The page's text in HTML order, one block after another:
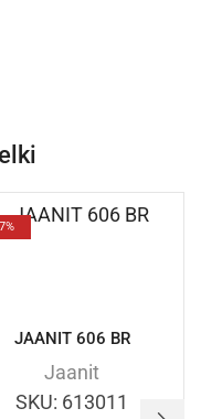
7%
JAANIT 606 BR
Jaanit
SKU: 613011